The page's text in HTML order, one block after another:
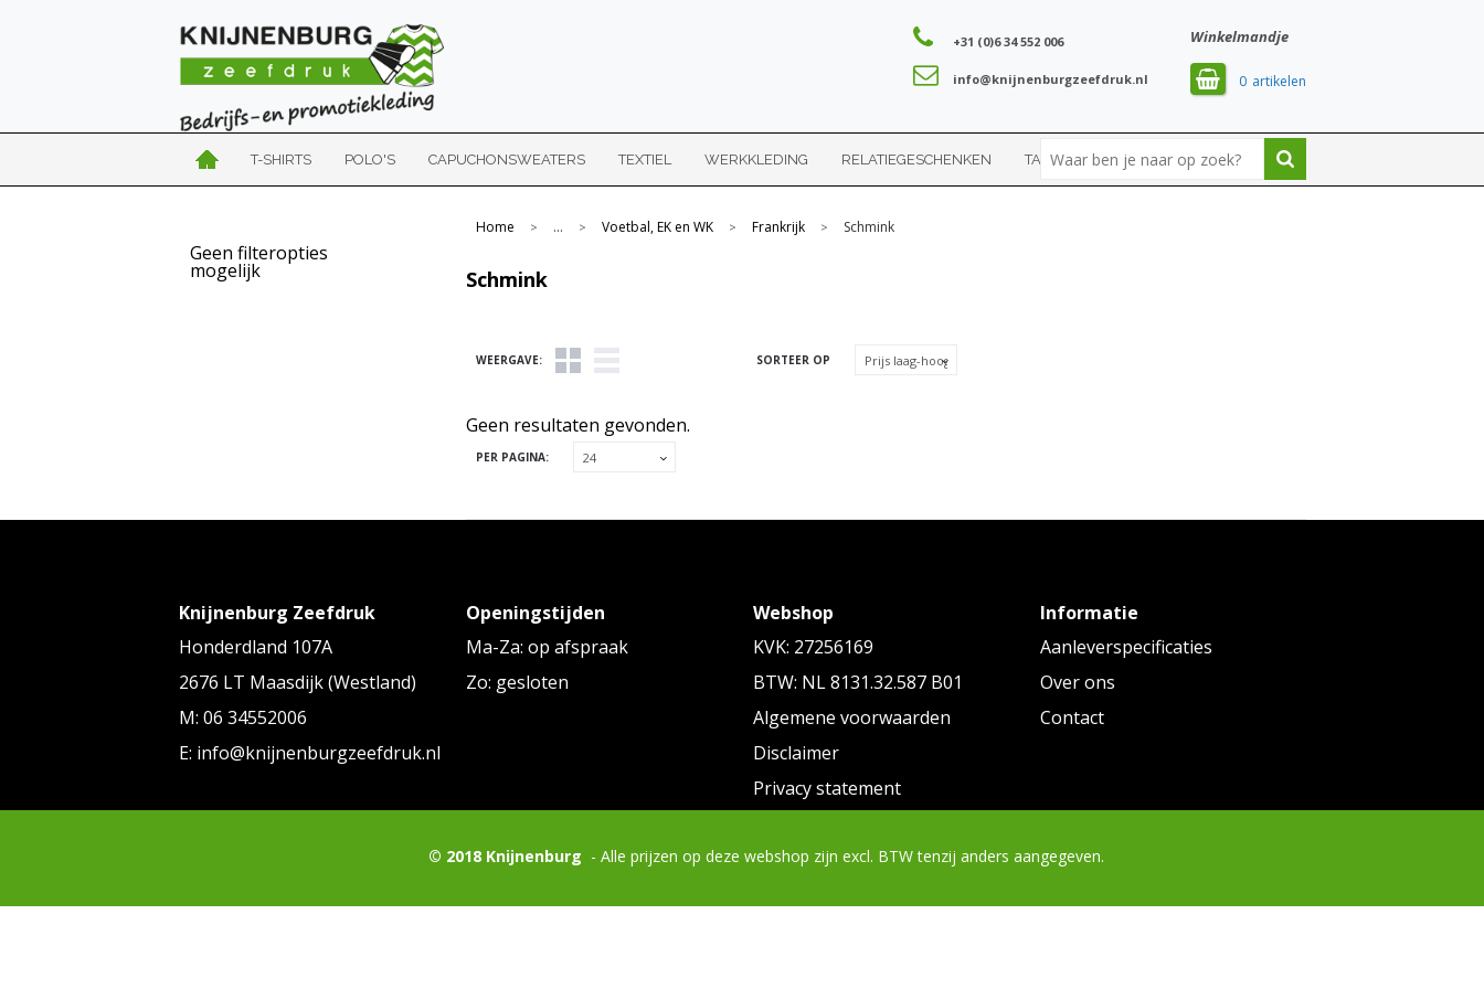
Winkelmandje
0
+31 (0)6 34 552 006
info@knijnenburgzeefdruk.nl
T-SHIRTS POLO'S CAPUCHONSWEATERS TEXTIEL WERKKLEDING RELATIEGESCHENKEN TASSEN SPORT
Geen filteropties
mogelijk
Home > ... > Voetbal, EK en WK > Frankrijk > Schmink
Schmink
WEERGAVE: SORTEER OP
Geen resultaten gevonden.
PER PAGINA:
Knijnenburg Zeefdruk
Honderdland 107A
2676 LT Maasdijk (Westland)
M: 06 34552006
E: info@knijnenburgzeefdruk.nl
Openingstijden
Ma-Za: op afspraak
Zo: gesloten
Webshop
KVK: 27256169
BTW: NL 8131.32.587 B01
Algemene voorwaarden
Disclaimer
Privacy statement
Informatie
Aanleverspecificaties
Over ons
Contact
© 2018 Knijnenburg - Alle prijzen op deze webshop zijn excl. BTW tenzij anders aangegeven.